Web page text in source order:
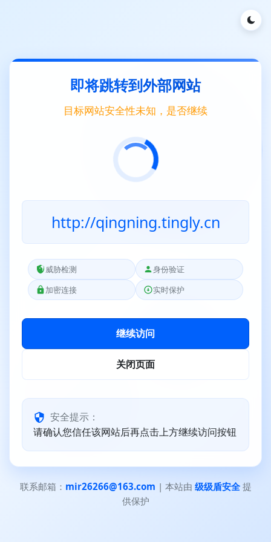
即将跳转到外部网站
目标网站安全性未知，是否继续
http://qingning.tingly.cn
威胁检测
身份验证
加密连接
实时保护
继续访问
关闭页面
安全提示：
请确认您信任该网站后再点击上方继续访问按钮
联系邮箱： mir26266@163.com | 本站由 级级盾安全提
供保护